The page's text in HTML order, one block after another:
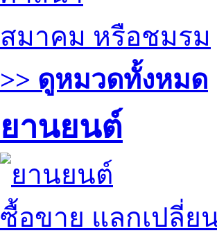
สมาคม หรือชมรม
>> ดูหมวดทั้งหมด
ยานยนต์
ซื้อขาย แลกเปลี่ย